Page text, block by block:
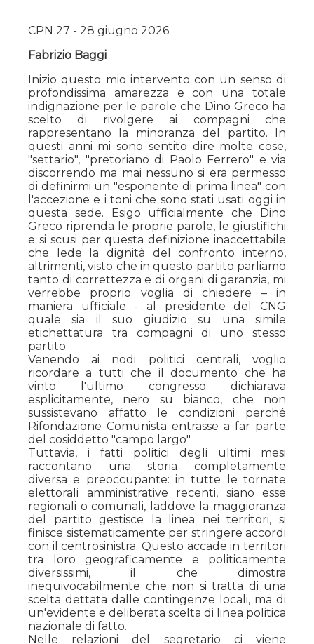
CPN 27 - 28 giugno 2026
Fabrizio Baggi
Inizio questo mio intervento con un senso di
profondissima amarezza e con una totale
indignazione per le parole che Dino Greco ha
scelto di rivolgere ai compagni che
rappresentano la minoranza del partito. In
questi anni mi sono sentito dire molte cose,
"settario", "pretoriano di Paolo Ferrero" e via
discorrendo ma mai nessuno si era permesso
di definirmi un "esponente di prima linea" con
l'accezione e i toni che sono stati usati oggi in
questa sede. Esigo ufficialmente che Dino
Greco riprenda le proprie parole, le giustifichi
e si scusi per questa definizione inaccettabile
che lede la dignità del confronto interno,
altrimenti, visto che in questo partito parliamo
tanto di correttezza e di organi di garanzia, mi
verrebbe proprio voglia di chiedere – in
maniera ufficiale - al presidente del CNG
quale sia il suo giudizio su una simile
etichettatura tra compagni di uno stesso
partito
Venendo ai nodi politici centrali, voglio
ricordare a tutti che il documento che ha
vinto l'ultimo congresso dichiarava
esplicitamente, nero su bianco, che non
sussistevano affatto le condizioni perché
Rifondazione Comunista entrasse a far parte
del cosiddetto "campo largo"
Tuttavia, i fatti politici degli ultimi mesi
raccontano una storia completamente
diversa e preoccupante: in tutte le tornate
elettorali amministrative recenti, siano esse
regionali o comunali, laddove la maggioranza
del partito gestisce la linea nei territori, si
finisce sistematicamente per stringere accordi
con il centrosinistra. Questo accade in territori
tra loro geograficamente e politicamente
diversissimi, il che dimostra
inequivocabilmente che non si tratta di una
scelta dettata dalle contingenze locali, ma di
un'evidente e deliberata scelta di linea politica
nazionale di fatto.
Nelle relazioni del segretario ci viene